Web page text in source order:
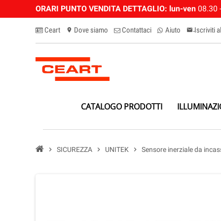
ORARI PUNTO VENDITA DETTAGLIO: lun-ven 08.30
Ceart location_on Dove siamo Contattaci Aiuto email-
Iscriviti
CATALOGO PRODOTTI
chevron_right SICUREZZA chevron_right UNITEK chevron_right Sensore inerziale da